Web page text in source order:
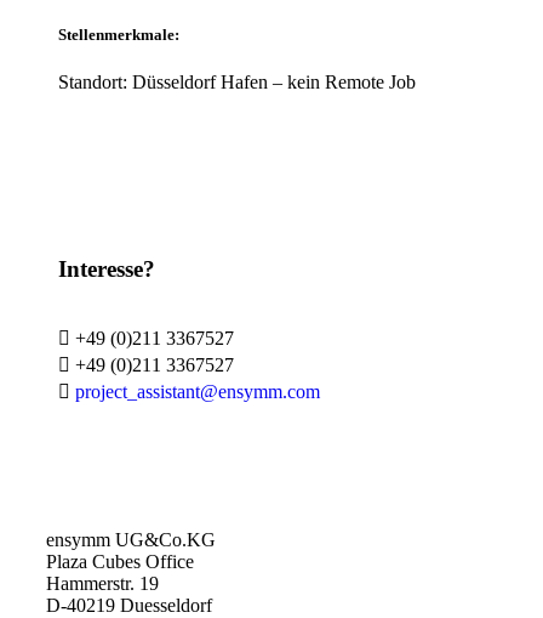
Stellenmerkmale:
Standort: Düsseldorf Hafen – kein Remote Job
Interesse?
 +49 (0)211 3367527
 +49 (0)211 3367527
 project_assistant@ensymm.com
ensymm UG&Co.KG
Plaza Cubes Office
Hammerstr. 19
D-40219 Duesseldorf